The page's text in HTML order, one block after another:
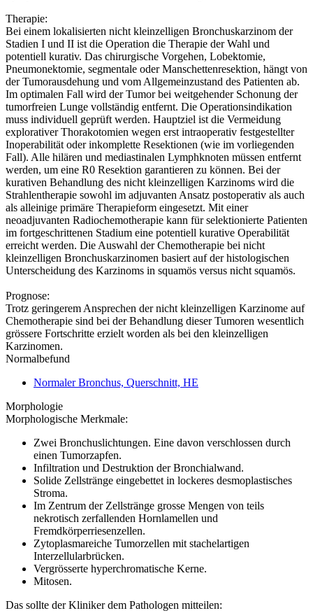
Therapie:
Bei einem lokalisierten nicht kleinzelligen Bronchuskarzinom der
Stadien I und II ist die Operation die Therapie der Wahl und
potentiell kurativ. Das chirurgische Vorgehen, Lobektomie,
Pneumonektomie, segmentale oder Manschettenresektion, hängt von
der Tumorausdehung und vom Allgemeinzustand des Patienten ab.
Im optimalen Fall wird der Tumor bei weitgehender Schonung der
tumorfreien Lunge vollständig entfernt. Die Operationsindikation
muss individuell geprüft werden. Hauptziel ist die Vermeidung
explorativer Thorakotomien wegen erst intraoperativ festgestellter
Inoperabilität oder inkomplette Resektionen (wie im vorliegenden
Fall). Alle hilären und mediastinalen Lymphknoten müssen entfernt
werden, um eine R0 Resektion garantieren zu können. Bei der
kurativen Behandlung des nicht kleinzelligen Karzinoms wird die
Strahlentherapie sowohl im adjuvanten Ansatz postoperativ als auch
als alleinige primäre Therapieform eingesetzt. Mit einer
neoadjuvanten Radiochemotherapie kann für selektionierte Patienten
im fortgeschrittenen Stadium eine potentiell kurative Operabilität
erreicht werden. Die Auswahl der Chemotherapie bei nicht
kleinzelligen Bronchuskarzinomen basiert auf der histologischen
Unterscheidung des Karzinoms in squamös versus nicht squamös.
Prognose:
Trotz geringerem Ansprechen der nicht kleinzelligen Karzinome auf
Chemotherapie sind bei der Behandlung dieser Tumoren wesentlich
grössere Fortschritte erzielt worden als bei den kleinzelligen
Karzinomen.
Normalbefund
Normaler Bronchus, Querschnitt, HE
Morphologie
Morphologische Merkmale:
Zwei Bronchuslichtungen. Eine davon verschlossen durch
einen Tumorzapfen.
Infiltration und Destruktion der Bronchialwand.
Solide Zellstränge eingebettet in lockeres desmoplastisches
Stroma.
Im Zentrum der Zellstränge grosse Mengen von teils
nekrotisch zerfallenden Hornlamellen und
Fremdkörperriesenzellen.
Zytoplasmareiche Tumorzellen mit stachelartigen
Interzellularbrücken.
Vergrösserte hyperchromatische Kerne.
Mitosen.
Das sollte der Kliniker dem Pathologen mitteilen: